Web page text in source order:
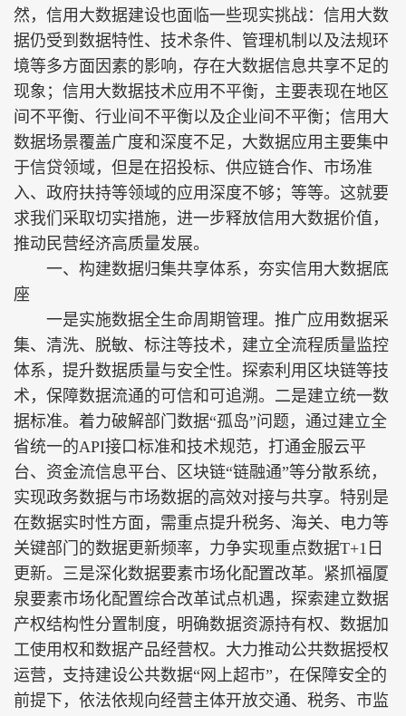
然，信用大数据建设也面临一些现实挑战：信用大数
据仍受到数据特性、技术条件、管理机制以及法规环
境等多方面因素的影响，存在大数据信息共享不足的
现象；信用大数据技术应用不平衡，主要表现在地区
间不平衡、行业间不平衡以及企业间不平衡；信用大
数据场景覆盖广度和深度不足，大数据应用主要集中
于信贷领域，但是在招投标、供应链合作、市场准
入、政府扶持等领域的应用深度不够；等等。这就要
求我们采取切实措施，进一步释放信用大数据价值，
推动民营经济高质量发展。
一、构建数据归集共享体系，夯实信用大数据底
座
一是实施数据全生命周期管理。推广应用数据采
集、清洗、脱敏、标注等技术，建立全流程质量监控
体系，提升数据质量与安全性。探索利用区块链等技
术，保障数据流通的可信和可追溯。二是建立统一数
据标准。着力破解部门数据“孤岛”问题，通过建立全
省统一的API接口标准和技术规范，打通金服云平
台、资金流信息平台、区块链“链融通”等分散系统，
实现政务数据与市场数据的高效对接与共享。特别是
在数据实时性方面，需重点提升税务、海关、电力等
关键部门的数据更新频率，力争实现重点数据T+1日
更新。三是深化数据要素市场化配置改革。紧抓福厦
泉要素市场化配置综合改革试点机遇，探索建立数据
产权结构性分置制度，明确数据资源持有权、数据加
工使用权和数据产品经营权。大力推动公共数据授权
运营，支持建设公共数据“网上超市”，在保障安全的
前提下，依法依规向经营主体开放交通、税务、市监